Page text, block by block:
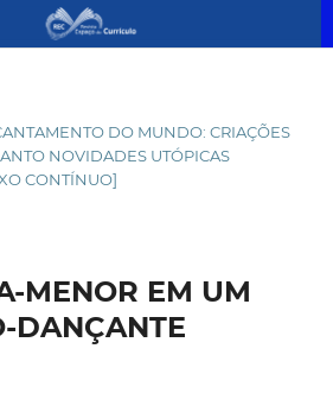
DO MUNDO: CRIAÇÕES
NOVIDADES UTÓPICAS
CONTÍNUO]
MENOR EM UM
DANÇANTE